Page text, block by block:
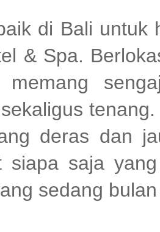
di Bali untuk
& Spa.
deras dan
siapa saja
sedang